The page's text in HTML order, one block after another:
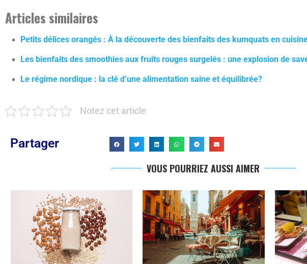
Articles similaires
Petits délices orangés : À la découverte des bienfaits des kumquats en
Les bienfaits des smoothies aux fruits rouges surgelés : une explosion de
Le régime nordique : la clé d’une alimentation saine et équilibrée?
Notez cet article
Partager
VOUS POURRIEZ AUSSI AIMER